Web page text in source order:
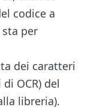
codice a
per
dei caratteri
OCR) del
libreria).